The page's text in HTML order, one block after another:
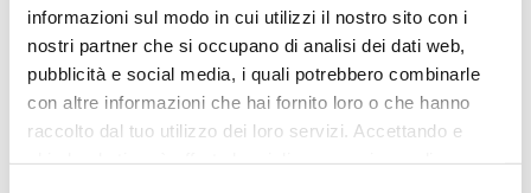
informazioni sul modo in cui utilizzi il nostro sito con i
nostri partner che si occupano di analisi dei dati web,
pubblicità e social media, i quali potrebbero combinarle
con altre informazioni che hai fornito loro o che hanno
raccolto dal tuo utilizzo dei loro servizi. Accettando e